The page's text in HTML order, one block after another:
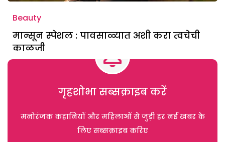
Beauty
मान्सून स्पेशल : पावसाळ्यात अशी करा त्वचेची
काळजी
गृहशोभा सब्सक्राइब करें
मनोरंजक कहानियों और महिलाओं से जुड़ी हर नई खबर के
लिए सब्सक्राइब करिए